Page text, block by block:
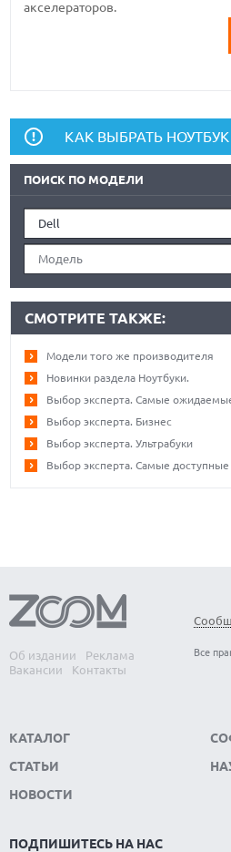
акселераторов.
КАК ВЫБРАТЬ НОУТБУК
ПОИСК ПО МОДЕЛИ
Dell
Модель
СМОТРИТЕ ТАКЖЕ:
Модели того же производителя
Новинки раздела Ноутбуки.
Выбор эксперта. Самые
Выбор эксперта. Бизнес
Выбор эксперта. Ультрабуки
Выбор эксперта. Самые доступные
Об издании
Реклама
Вакансии
Контакты
Все
КАТАЛОГ
СТАТЬИ
НОВОСТИ
ПОДПИШИТЕСЬ НА НАС